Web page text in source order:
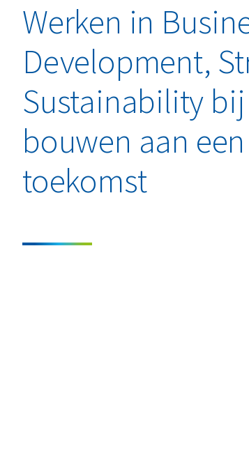
Werken in
Development,
Sustainability
bouwen aan
toekomst